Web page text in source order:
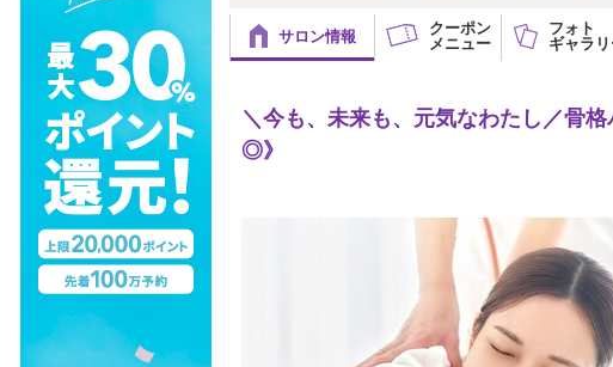
サロン情報
クーポン
メニュー
フォト
ギャラ
＼今も、未来も、元気なわたし／骨
◎》